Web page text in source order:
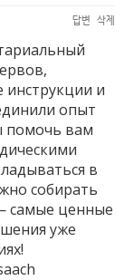
답변 삭제
инструкции и
опыт
помочь вам
в
собирать
самые ценные
уже